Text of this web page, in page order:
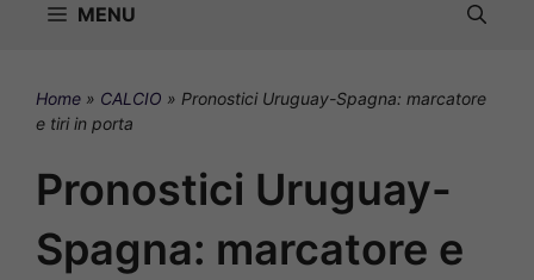
MENU
Home » CALCIO » Pronostici Uruguay-Spagna: marcatore
e tiri in porta
Pronostici Uruguay-
Spagna: marcatore e